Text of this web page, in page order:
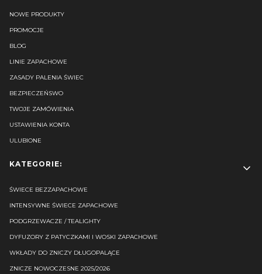
NOWE PRODUKTY
PROMOCJE
BLOG
LINIE ZAPACHOWE
ZASADY PALENIA ŚWIEC
BEZPIECZEŃSWO
TWOJE ZAMÓWIENIA
USTAWIENIA KONTA
ULUBIONE
KATEGORIE:
ŚWIECE BEZZAPACHOWE
INTENSYWNE ŚWIECE ZAPACHOWE
PODGRZEWACZE / TEALIGHTY
DYFUZORY Z PATYCZKAMI I WOSKI ZAPACHOWE
WKŁADY DO ZNICZY DŁUGOPALĄCE
ZNICZE NOWOCZESNE 2025/2026